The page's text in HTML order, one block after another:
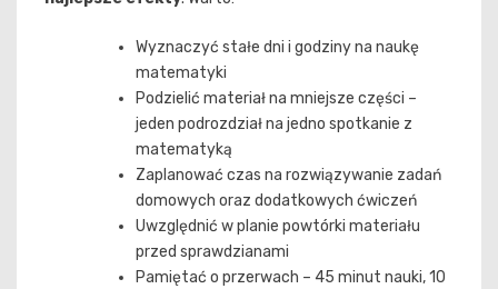
Wyznaczyć stałe dni i godziny na naukę
matematyki
Podzielić materiał na mniejsze części –
jeden podrozdział na jedno spotkanie z
matematyką
Zaplanować czas na rozwiązywanie zadań
domowych oraz dodatkowych ćwiczeń
Uwzględnić w planie powtórki materiału
przed sprawdzianami
Pamiętać o przerwach – 45 minut nauki, 10